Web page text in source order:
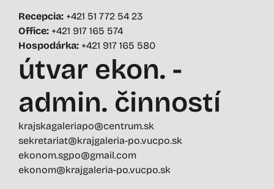
Recepcia: +421 51 772 54 23
Office: +421 917 165 574
Hospodárka: +421 917 165 580
útvar ekon. -
admin. činností
krajskagaleriapo@centrum.sk
sekretariat@krajgaleria-po.vucpo.sk
ekonom.sgpo@gmail.com
ekonom@krajgaleria-po.vucpo.sk